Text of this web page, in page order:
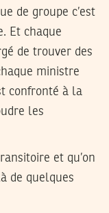
de groupe c’est
Et chaque
de trouver des
ministre
confronté à la
les
et qu’on
de quelques